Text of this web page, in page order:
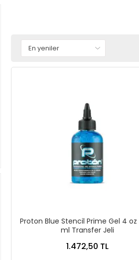
Proton Blue Stencil Prime Gel 4 oz
ml Transfer Jeli
1.472,50 TL